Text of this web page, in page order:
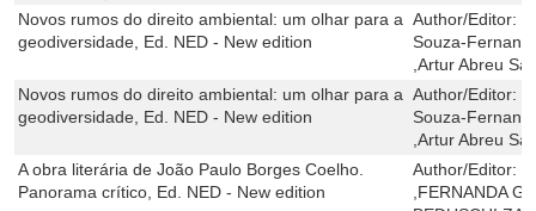
Novos rumos do direito ambiental: um olhar para a
geodiversidade, Ed. NED - New edition
Author/Editor:
Souza-
,Artur Abreu Sá
Novos rumos do direito ambiental: um olhar para a
geodiversidade, Ed. NED - New edition
Author/Editor:
Souza-
,Artur Abreu Sá
A obra literária de João Paulo Borges Coelho.
Panorama crítico, Ed. NED - New edition
Author/Editor:
,FERNANDA